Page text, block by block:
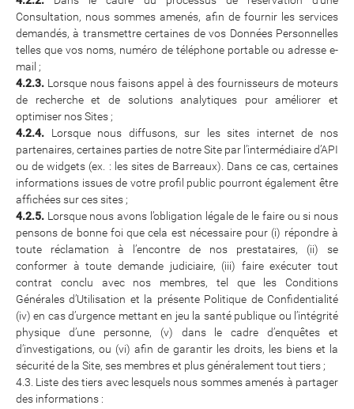
Consultation, nous sommes amenés, afin de fournir les services
demandés, à transmettre certaines de vos Données Personnelles
telles que vos noms, numéro de téléphone portable ou adresse e-
mail ;
4.2.3. Lorsque nous faisons appel à des fournisseurs de moteurs
de recherche et de solutions analytiques pour améliorer et
optimiser nos Sites ;
4.2.4. Lorsque nous diffusons, sur les sites internet de nos
partenaires, certaines parties de notre Site par l’intermédiaire d’API
ou de widgets (ex. : les sites de Barreaux). Dans ce cas, certaines
informations issues de votre profil public pourront également être
affichées sur ces sites ;
4.2.5. Lorsque nous avons l’obligation légale de le faire ou si nous
pensons de bonne foi que cela est nécessaire pour (i) répondre à
toute réclamation à l’encontre de nos prestataires, (ii) se
conformer à toute demande judiciaire, (iii) faire exécuter tout
contrat conclu avec nos membres, tel que les Conditions
Générales d’Utilisation et la présente Politique de Confidentialité
(iv) en cas d’urgence mettant en jeu la santé publique ou l’intégrité
physique d’une personne, (v) dans le cadre d’enquêtes et
d’investigations, ou (vi) afin de garantir les droits, les biens et la
sécurité de la Site, ses membres et plus généralement tout tiers ;
4.3. Liste des tiers avec lesquels nous sommes amenés à partager
des informations :